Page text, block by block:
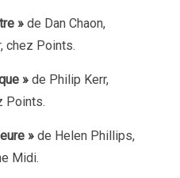
»de Dan Chaon,
chez Points.
»de Philip Kerr,
Points.
» de Helen Phillips,
Midi.